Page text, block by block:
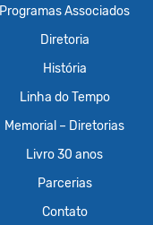
Programas Associados
Diretoria
História
Linha do Tempo
Memorial – Diretorias
Livro 30 anos
Parcerias
Contato